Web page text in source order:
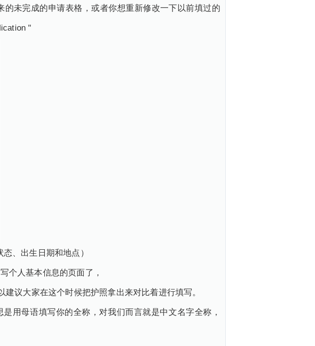
未完成的申请表格，或者你想重新修改一下以前填过的
"
、出生日期和地点）
个人基本信息的页面了，
议大家在这个时候把护照拿出来对比着进行填写。
用母语填写你的全称，对我们而言就是中文名字全称，